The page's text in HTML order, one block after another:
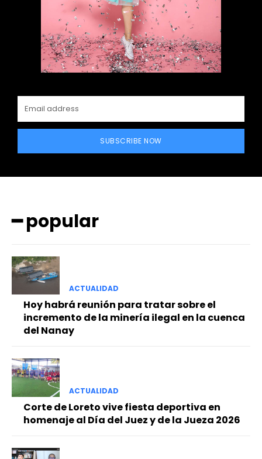
━ Planes
SUBSCRIBE NOW
━ popular
ACTUALIDAD
Hoy habrá reunión para tratar sobre el
incremento de la minería ilegal en la cuenca
del Nanay
ACTUALIDAD
Corte de Loreto vive fiesta deportiva en
homenaje al Día del Juez y de la Jueza 2026